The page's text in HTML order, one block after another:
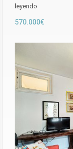
leyendo
570.000€